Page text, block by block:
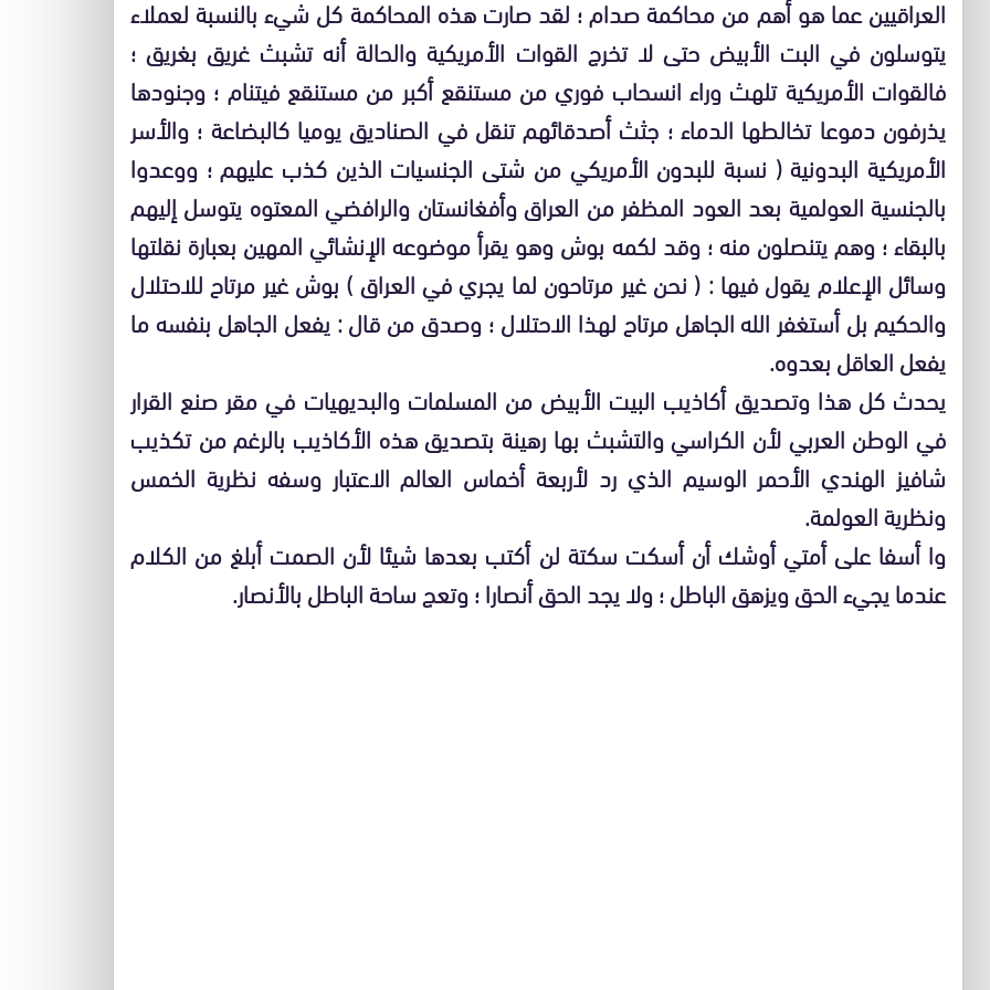
العراقيين عما هو أهم من محاكمة صدام ؛ لقد صارت هذه المحاكمة كل شيء بالنسبة لعملاء
يتوسلون في البت الأبيض حتى لا تخرج القوات الأمريكية والحالة أنه تشبث غريق بغريق ؛
فالقوات الأمريكية تلهث وراء انسحاب فوري من مستنقع أكبر من مستنقع فيتنام ؛ وجنودها
يذرفون دموعا تخالطها الدماء ؛ جثث أصدقائهم تنقل في الصناديق يوميا كالبضاعة ؛ والأسر
الأمريكية البدونية ( نسبة للبدون الأمريكي من شتى الجنسيات الذين كذب عليهم ؛ ووعدوا
بالجنسية العولمية بعد العود المظفر من العراق وأفغانستان والرافضي المعتوه يتوسل إليهم
بالبقاء ؛ وهم يتنصلون منه ؛ وقد لكمه بوش وهو يقرأ موضوعه الإنشائي المهين بعبارة نقلتها
وسائل الإعلام يقول فيها : ( نحن غير مرتاحون لما يجري في العراق ) بوش غير مرتاح للاحتلال
والحكيم بل أستغفر الله الجاهل مرتاح لهذا الاحتلال ؛ وصدق من قال : يفعل الجاهل بنفسه ما
يفعل العاقل بعدوه.
يحدث كل هذا وتصديق أكاذيب البيت الأبيض من المسلمات والبديهيات في مقر صنع القرار
في الوطن العربي لأن الكراسي والتشبث بها رهينة بتصديق هذه الأكاذيب بالرغم من تكذيب
شافيز الهندي الأحمر الوسيم الذي رد لأربعة أخماس العالم الاعتبار وسفه نظرية الخمس
ونظرية العولمة.
وا أسفا على أمتي أوشك أن أسكت سكتة لن أكتب بعدها شيئا لأن الصمت أبلغ من الكلام
عندما يجيء الحق ويزهق الباطل ؛ ولا يجد الحق أنصارا ؛ وتعج ساحة الباطل بالأنصار.